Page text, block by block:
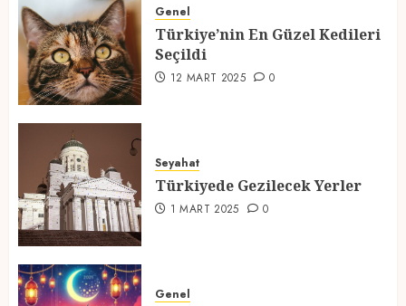
3
Seçildi
12 MART 2025 0
4
1 MART 2025
Atmosfer ve Özel Hazırlıklar
Genel
Türkiye’nin En Güzel Kedileri
Seçildi
12 MART 2025 0
Seyahat
Türkiyede Gezilecek Yerler
1 MART 2025 0
Genel